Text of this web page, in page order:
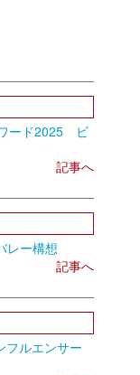
ード2025 ビ
記事へ
レー構想
記事へ
ルエンサー